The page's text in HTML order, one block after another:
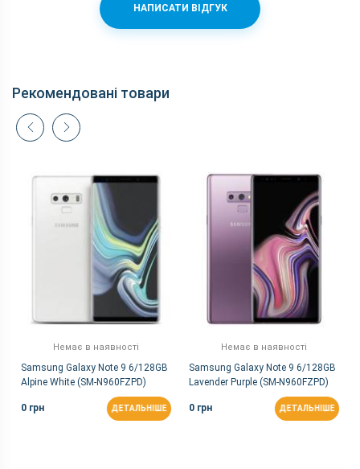
НАПИСАТИ ВІДГУК
Рекомендовані товари
Немає в наявності
Samsung Galaxy Note 9 6/128GB
Alpine White (SM-N960FZPD)
0 грн ДЕТАЛЬНІШЕ
Немає в наявності
Samsung Galaxy Note 9 6/128GB
Lavender Purple (SM-N960FZPD)
0 грн ДЕТАЛЬНІШЕ